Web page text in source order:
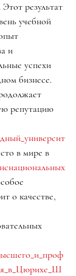
результат
учебной
и
успехи
бизнесе.
репутацию
в мире в
о качестве,